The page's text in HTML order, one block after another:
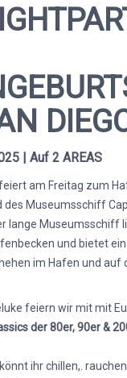
| Auf 2 AREAS
am Freitag zum
Museumsschiff Cap
lange Museumsschiff
und bietet
im Hafen und auf
feiern wir mit mit
der 80er, 90er &
ihr chillen,.